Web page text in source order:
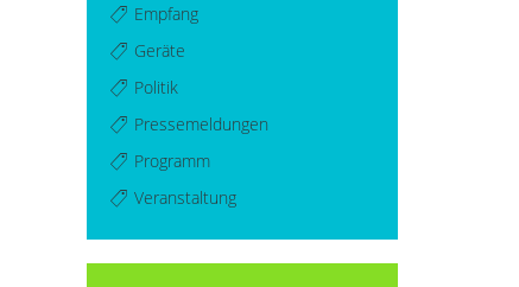
Empfang
Geräte
Politik
Pressemeldungen
Programm
Veranstaltung